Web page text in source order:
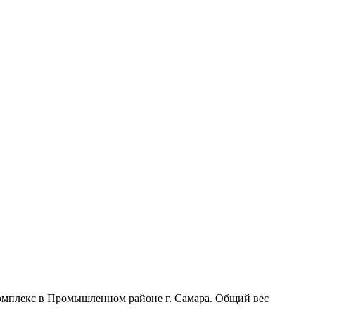
в Промышленном районе г. Самара. Общий вес